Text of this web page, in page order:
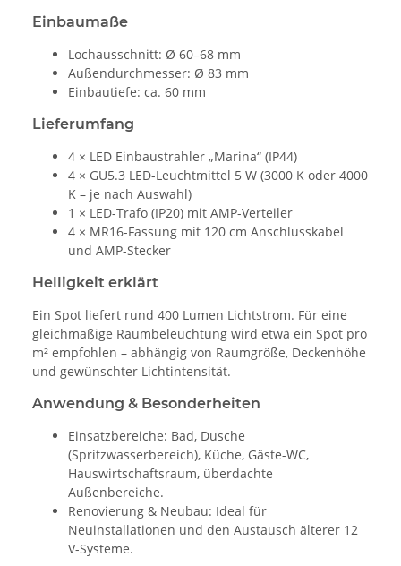
Einbaumaße
Lochausschnitt: Ø 60–68 mm
Außendurchmesser: Ø 83 mm
Einbautiefe: ca. 60 mm
Lieferumfang
4 × LED Einbaustrahler „Marina“ (IP44)
4 × GU5.3 LED-Leuchtmittel 5 W (3000 K oder 4000
K – je nach Auswahl)
1 × LED-Trafo (IP20) mit AMP-Verteiler
4 × MR16-Fassung mit 120 cm Anschlusskabel
und AMP-Stecker
Helligkeit erklärt
Ein Spot liefert rund 400 Lumen Lichtstrom. Für eine
gleichmäßige Raumbeleuchtung wird etwa ein Spot pro
m² empfohlen – abhängig von Raumgröße, Deckenhöhe
und gewünschter Lichtintensität.
Anwendung & Besonderheiten
Einsatzbereiche: Bad, Dusche
(Spritzwasserbereich), Küche, Gäste-WC,
Hauswirtschaftsraum, überdachte
Außenbereiche.
Renovierung & Neubau: Ideal für
Neuinstallationen und den Austausch älterer 12
V-Systeme.